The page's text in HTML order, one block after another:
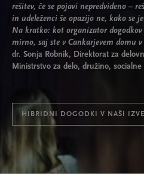
rešitev, če se pojavi nepredvideno –
in udeleženci še opazijo ne, kako se
Na kratko: kot organizator
mirno, saj ste v Cankarjevem domu
dr. Sonja Robnik, Direktorat za
Ministrstvo za delo, družino,
HIBRIDNI DOGODKI V NAŠI